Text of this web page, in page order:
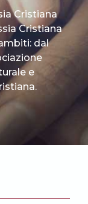
Cristiana
Cristiana
dal
e